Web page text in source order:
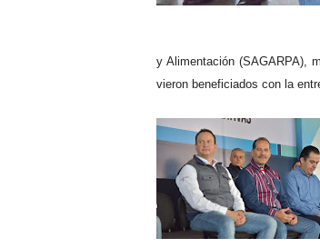
y Alimentación (SAGARPA),
vieron beneficiados con la